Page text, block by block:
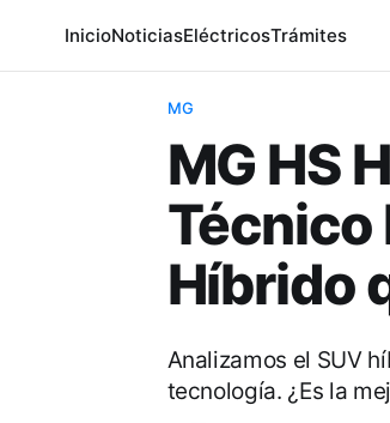
InicioNoticiasEléctricosTrámites
MG
MG HS
Técnico
Híbrido
Analizamos el SUV
tecnología. ¿Es la